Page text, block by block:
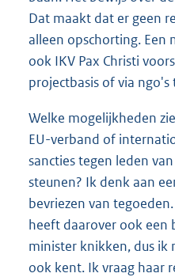
Dat maakt dat er geen
alleen opschorting. Een
ook IKV Pax Christi
projectbasis of via ngo's
Welke mogelijkheden
EU-verband of
sancties tegen leden
steunen? Ik denk aan
bevriezen van
heeft daarover ook een
minister knikken, dus ik
ook kent. Ik vraag haar